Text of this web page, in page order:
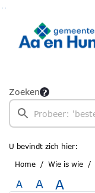
Zoeken
U bevindt zich hier:
Home
Wie is wie
A A A